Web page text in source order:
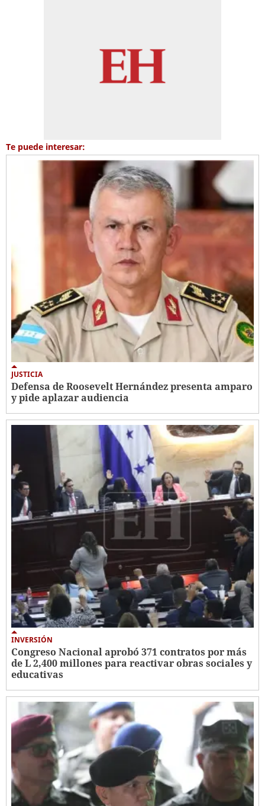
Te puede interesar:
JUSTICIA
Defensa de Roosevelt Hernández presenta amparo
y pide aplazar audiencia
INVERSIÓN
Congreso Nacional aprobó 371 contratos por más
de L 2,400 millones para reactivar obras sociales y
educativas